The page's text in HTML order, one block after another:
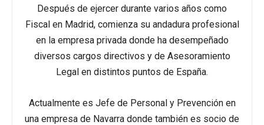
Después de ejercer durante varios años como
Fiscal en Madrid, comienza su andadura profesional
en la empresa privada donde ha desempeñado
diversos cargos directivos y de Asesoramiento
Legal en distintos puntos de España.
Actualmente es Jefe de Personal y Prevención en
una empresa de Navarra donde también es socio de